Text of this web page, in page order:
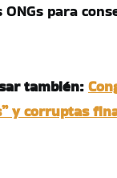
para
también:
y corruptas